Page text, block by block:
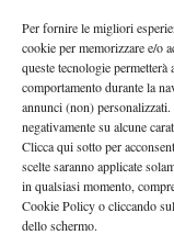
Per fornire le migliori
cookie per memorizzare e/o
queste tecnologie
comportamento durante la
annunci (non)
negativamente su alcune
Clicca qui sotto per
scelte saranno applicate
in qualsiasi momento,
Cookie Policy o cliccando
dello schermo.
nelle sue prime 25
Il confronto con
Se non fosse
predestinato, è
giocatori più forti di
classifica si trovano
poco più indietro